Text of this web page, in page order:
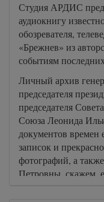
Студия АРДИС
аудиокнигу
обозревателя,
«Брежнев» из
событиям
Личный архив
председателя
председателя
Союза Леонида
документов времен
записок и
фотографий, а
Петровны, скажем,